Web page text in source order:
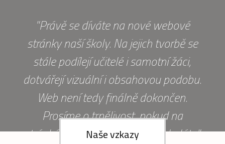
"Právě se díváte na nové webové
stránky naší školy. Na jejich tvorbě se
stále podílejí učitelé i samotní žáci,
dotvářejí vizuální i obsahovou podobu.
Web není tedy finálně dokončen.
Prosíme o trpělivost, pokud na
stránkách nenajedete vše, co hledáte."
Naše vzkazy